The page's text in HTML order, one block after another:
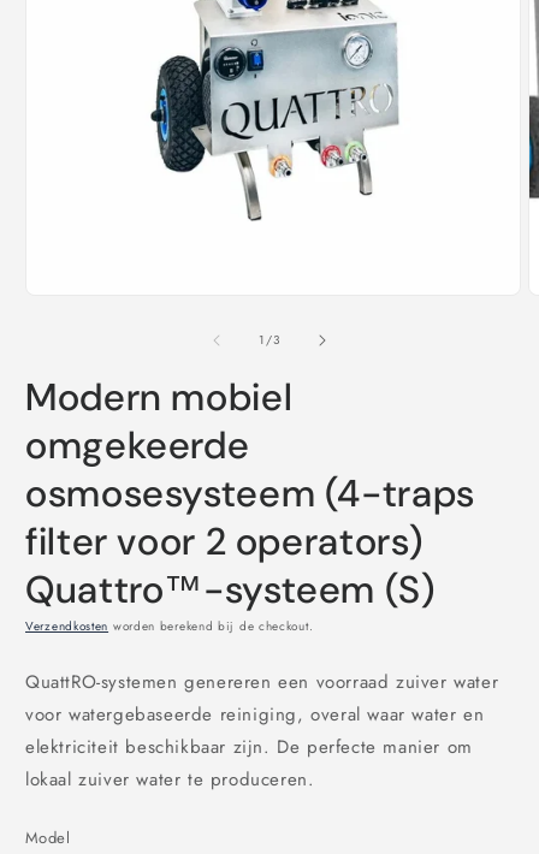
in
1/van
3
Modern mobiel
omgekeerde
osmosesysteem (4-traps
filter voor 2 operators)
Quattro™-systeem (S)
Verzendkosten worden berekend bij de checkout.
QuattRO-systemen genereren een voorraad zuiver water
voor watergebaseerde reiniging, overal waar water en
elektriciteit beschikbaar zijn. De perfecte manier om
lokaal zuiver water te produceren.
Model